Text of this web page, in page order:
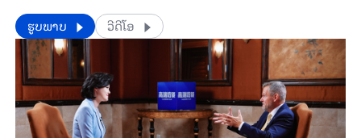
​​ຮູບພາບ ວີດີໂອ